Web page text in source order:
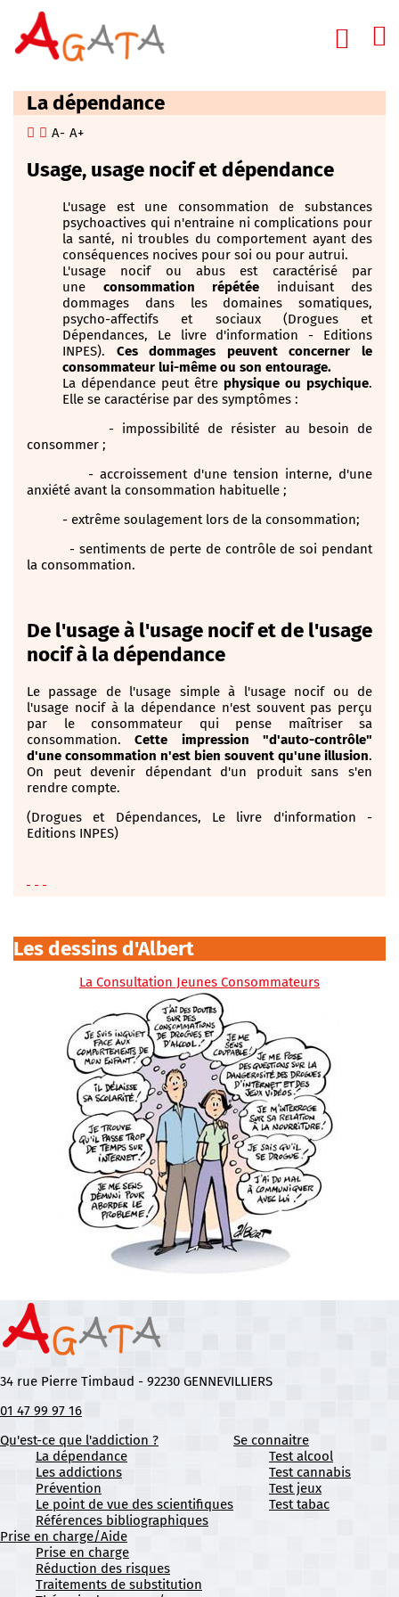
La dépendance
A- A+
Usage, usage nocif et dépendance
L'usage est une consommation de substances
psychoactives qui n'entraine ni complications pour
la santé, ni troubles du comportement ayant des
conséquences nocives pour soi ou pour autrui.
L'usage nocif ou abus est caractérisé par
une consommation répétée induisant des
dommages dans les domaines somatiques,
psycho-affectifs et sociaux (Drogues et
Dépendances, Le livre d'information - Editions
INPES). Ces dommages peuvent concerner le
consommateur lui-même ou son entourage.
La dépendance peut être physique ou psychique.
Elle se caractérise par des symptômes :
- impossibilité de résister au besoin de
consommer ;
- accroissement d'une tension interne, d'une
anxiété avant la consommation habituelle ;
- extrême soulagement lors de la consommation;
- sentiments de perte de contrôle de soi pendant
la consommation.
De l'usage à l'usage nocif et de l'usage
nocif à la dépendance
Le passage de l'usage simple à l'usage nocif ou de
l'usage nocif à la dépendance n'est souvent pas perçu
par le consommateur qui pense maîtriser sa
consommation.Cette impression "d'auto-contrôle"
d'une consommation n'est bien souvent qu'une illusion.
On peut devenir dépendant d'un produit sans s'en
rendre compte.
(Drogues et Dépendances, Le livre d'information -
Editions INPES)
Les dessins d'Albert
La Consultation Jeunes Consommateurs
34 rue Pierre Timbaud - 92230 GENNEVILLIERS
01 47 99 97 16
Qu'est-ce que l'addiction ?
La dépendance
Les addictions
Prévention
Le point de vue des scientifiques
Références bibliographiques
Se connaitre
Test alcool
Test cannabis
Test jeux
Test tabac
Prise en charge/Aide
Prise en charge
Réduction des risques
Traitements de substitution